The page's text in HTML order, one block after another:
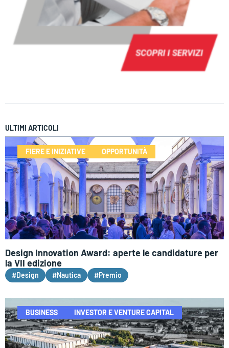
ULTIMI ARTICOLI
FIERE E INIZIATIVE OPPORTUNITÀ
Design Innovation Award: aperte le candidature per
la VII edizione
#Design #Nautica #Premio
BUSINESS INVESTOR E VENTURE CAPITAL